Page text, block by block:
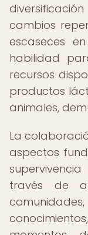
cambios
escaseces
habilidad
recursos
productos
animales,
La
aspectos
través de